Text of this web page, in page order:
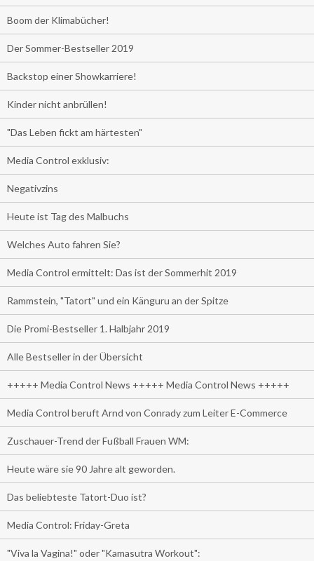
Boom der Klimabücher!
Der Sommer-Bestseller 2019
Backstop einer Showkarriere!
Kinder nicht anbrüllen!
"Das Leben fickt am härtesten"
Media Control exklusiv:
Negativzins
Heute ist Tag des Malbuchs
Welches Auto fahren Sie?
Media Control ermittelt: Das ist der Sommerhit 2019
Rammstein, "Tatort" und ein Känguru an der Spitze
Die Promi-Bestseller 1. Halbjahr 2019
Alle Bestseller in der Übersicht
+++++ Media Control News +++++ Media Control News +++++
Media Control beruft Arnd von Conrady zum Leiter E-Commerce
Zuschauer-Trend der Fußball Frauen WM:
Heute wäre sie 90 Jahre alt geworden.
Das beliebteste Tatort-Duo ist?
Media Control: Friday-Greta
"Viva la Vagina!" oder "Kamasutra Workout":